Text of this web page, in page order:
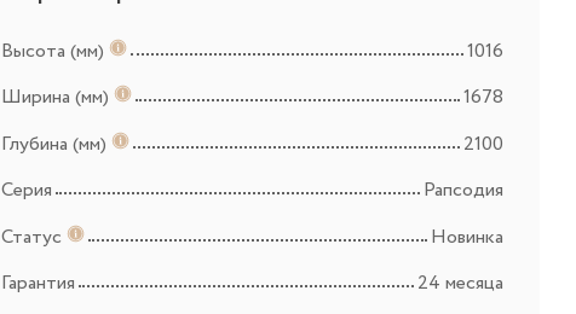
Высота (мм)
1016
Ширина (мм)
1678
Глубина (мм)
2100
Серия
Рапсодия
Статус
Новинка
Гарантия
24 месяца